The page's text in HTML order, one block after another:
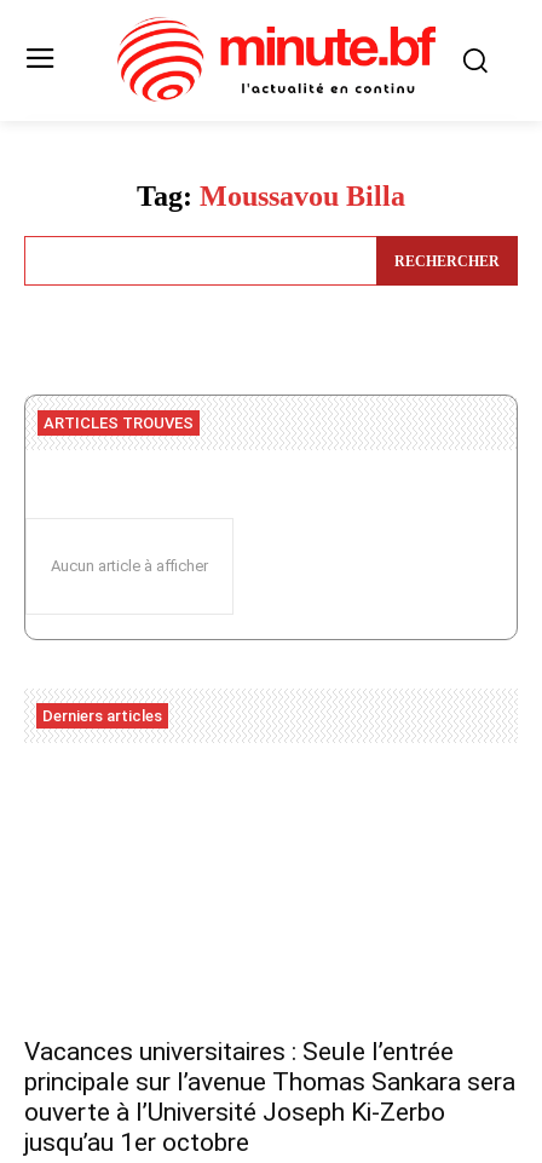
Tag: Moussavou Billa
RECHERCHER
ARTICLES TROUVES
Aucun article à afficher
Derniers articles
Vacances universitaires : Seule l’entrée
principale sur l’avenue Thomas Sankara sera
ouverte à l’Université Joseph Ki-Zerbo
jusqu’au 1er octobre